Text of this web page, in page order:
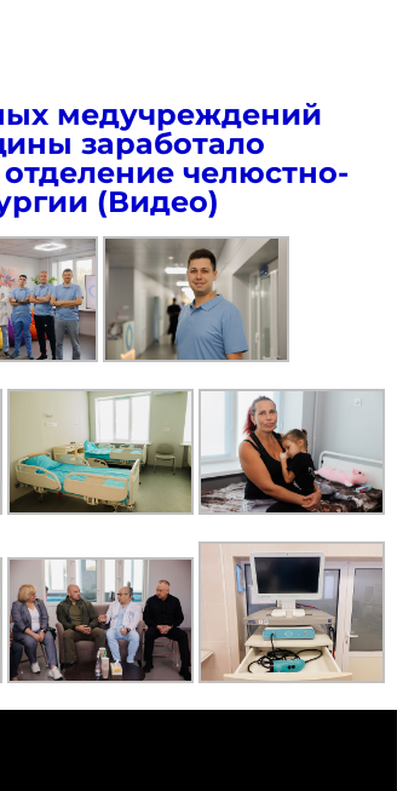
медучреждений
заработало
челюстно-
(Видео)